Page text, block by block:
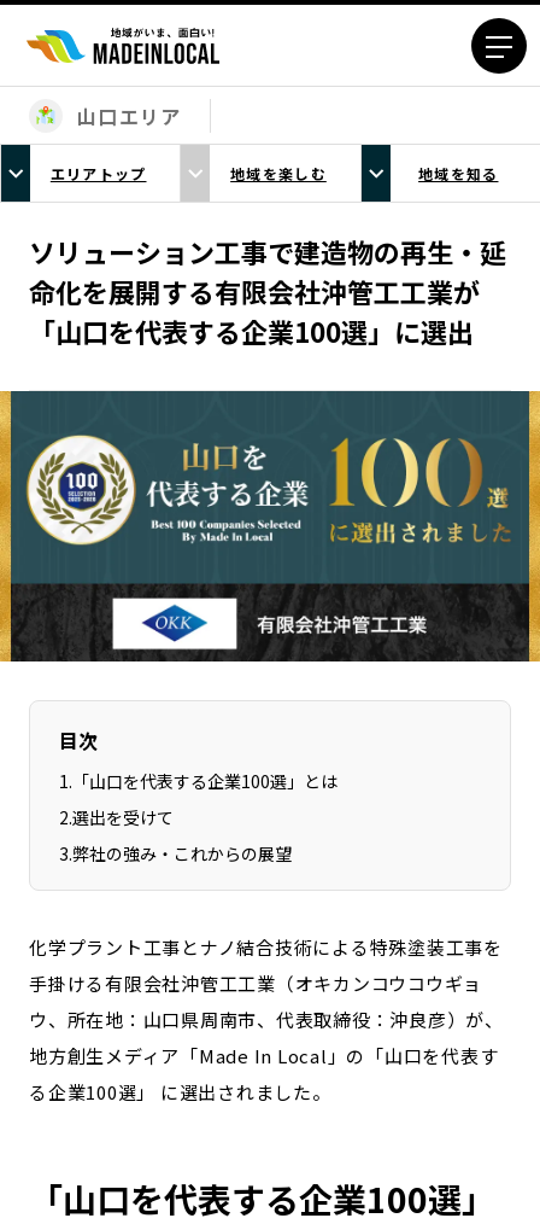
エリアから探す
北海道エリア
青森エリア
宮城エリア
秋田エリア
山形エリア
福島エリア
茨城エリア
栃木エリア
群馬エリア
埼玉エリア
千葉エリア
神奈川エリア
新潟エリア
富山エリア
石川エリア
福井エリア
山梨エリア
愛知エリア
三重エリア
滋賀エリア
河内エリア
奈良エリア
和歌山エリア
鳥取エリア
岡山エリア
香川エリア
愛媛エリア
高知エリア
福岡エリア
佐賀エリア
長崎エリア
熊本エリア
大分エリア
宮崎エリア
鹿児島エリア
山口エリア
エリアトップ 地域を楽しむ 地域を知る
ソリューション工事で建造物の再生・延
命化を展開する有限会社沖管工工業が
「山口を代表する企業100選」に選出
目次
1. 「山口を代表する企業100選」とは
2.選出を受けて
3.弊社の強み・これからの展望
化学プラント工事とナノ結合技術による特殊塗装工事を
手掛ける有限会社沖管工工業（オキカンコウコウギョ
ウ、所在地：山口県周南市、代表取締役：沖良彦）が、
地方創生メディア「Made In Local」の「山口を代表す
る企業100選」 に選出されました。
「山口を代表する企業100選」